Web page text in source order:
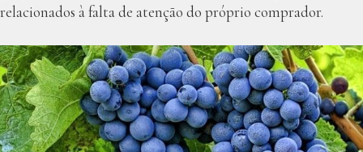
relacionados à falta de atenção do próprio comprador.